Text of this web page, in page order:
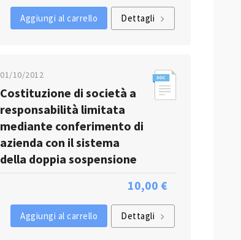
Dettagli
Aggiungi al carrello
01/10/2012
Costituzione di società a
responsabilità limitata
mediante conferimento di
azienda con il sistema
della doppia sospensione
10,00 €
Dettagli
Aggiungi al carrello